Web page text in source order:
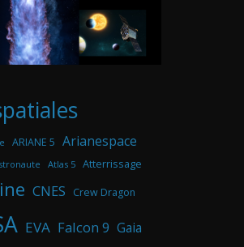
ARIANE 5 Arianespace
Atlas 5 Atterrissage
CNES Crew Dragon
EVA Falcon 9 Gaia